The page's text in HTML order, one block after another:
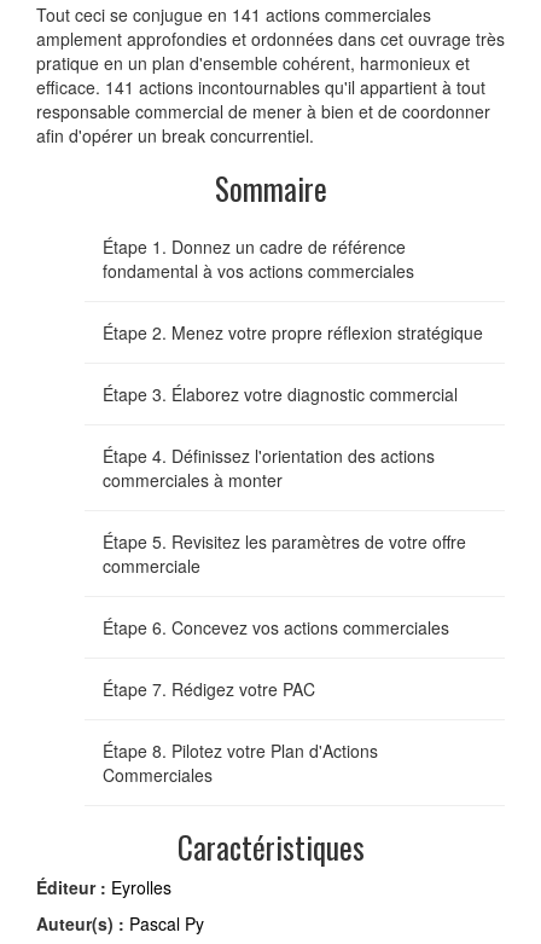
Tout ceci se conjugue en 141 actions commerciales
amplement approfondies et ordonnées dans cet ouvrage très
pratique en un plan d'ensemble cohérent, harmonieux et
efficace. 141 actions incontournables qu'il appartient à tout
responsable commercial de mener à bien et de coordonner
afin d'opérer un break concurrentiel.
Sommaire
Étape 1. Donnez un cadre de référence
fondamental à vos actions commerciales
Étape 2. Menez votre propre réflexion stratégique
Étape 3. Élaborez votre diagnostic commercial
Étape 4. Définissez l'orientation des actions
commerciales à monter
Étape 5. Revisitez les paramètres de votre offre
commerciale
Étape 6. Concevez vos actions commerciales
Étape 7. Rédigez votre PAC
Étape 8. Pilotez votre Plan d'Actions
Commerciales
Caractéristiques
Éditeur : Eyrolles
Auteur(s) : Pascal Py